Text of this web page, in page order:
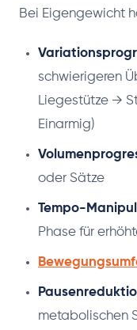
Bei Eigengewicht
schwierigeren
Liegestütze →
Einarmig)
oder Sätze
Tempo-
Phase für
metabolischen